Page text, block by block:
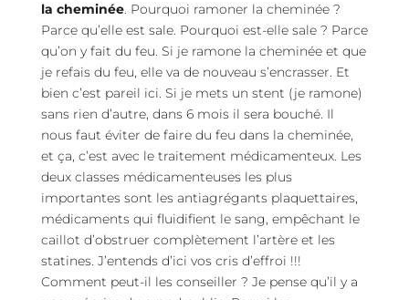
la cheminée. Pourquoi ramoner la cheminée ?
Parce qu’elle est sale. Pourquoi est-elle sale ? Parce
qu’on y fait du feu. Si je ramone la cheminée et que
je refais du feu, elle va de nouveau s’encrasser. Et
bien c’est pareil ici. Si je mets un stent (je ramone)
sans rien d’autre, dans 6 mois il sera bouché. Il
nous faut éviter de faire du feu dans la cheminée,
et ça, c’est avec le traitement médicamenteux. Les
deux classes médicamenteuses les plus
importantes sont les antiagrégants plaquettaires,
médicaments qui fluidifient le sang, empêchant le
caillot d’obstruer complètement l’artère et les
statines. J’entends d’ici vos cris d’effroi !!!
Comment peut-il les conseiller ? Je pense qu’il y a